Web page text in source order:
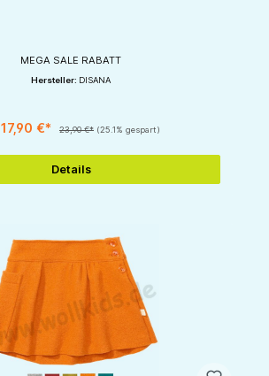
MEGA SALE RABATT
Hersteller: DISANA
17,90 €* 23,90 €* (25.1% gespart)
Details